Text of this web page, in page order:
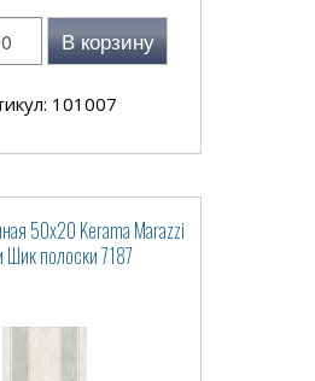
В корзину
101007
50x20 Kerama Marazzi
Шик полоски 7187